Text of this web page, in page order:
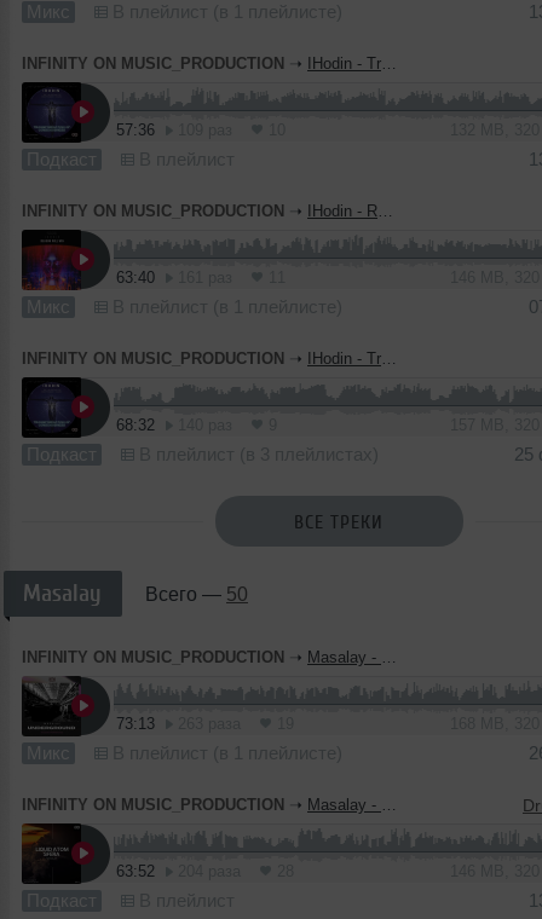
Микс В плейлист (в 1 плейлисте)
INFINITY ON MUSIC_PRODUCTION ➝ IHodin - Transformation of Consciousness #009(INFINITY ON MUSIC PODCAST)
57:36
Подкаст В плейлист
INFINITY ON MUSIC_PRODUCTION ➝ IHodin - Reason Will Win (INFINITY ON MUSIC)
63:40
Микс В плейлист (в 1 плейлисте)
INFINITY ON MUSIC_PRODUCTION ➝ IHodin - Transformation of Consciousness #008(INFINITY ON MUSIC PODCAST)
68:32
Подкаст В плейлист (в 3 плейлистах) 25
ВСЕ ТРЕКИ
Masalay Всего — 50
INFINITY ON MUSIC_PRODUCTION ➝ Masalay - Underground #50 ( INFINITY ON MUSIC PRODUCTION)
73:13
Микс В плейлист (в 1 плейлисте)
INFINITY ON MUSIC_PRODUCTION ➝ Masalay - Liquid Atom Sfera #11 ( INFINITY ON MUSIC RESIDENT MIX )
63:52
Подкаст В плейлист